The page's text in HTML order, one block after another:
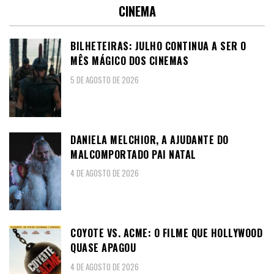
CINEMA
BILHETEIRAS: JULHO CONTINUA A SER O
MÊS MÁGICO DOS CINEMAS
5 DE AGOSTO DE 2026
DANIELA MELCHIOR, A AJUDANTE DO
MALCOMPORTADO PAI NATAL
4 DE AGOSTO DE 2026
COYOTE VS. ACME: O FILME QUE HOLLYWOOD
QUASE APAGOU
4 DE AGOSTO DE 2026